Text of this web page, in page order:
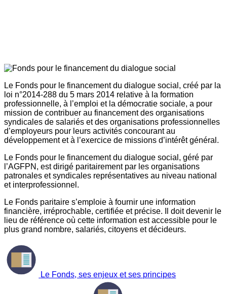
Le Fonds pour le financement du dialogue social, créé par la
loi n°2014-288 du 5 mars 2014 relative à la formation
professionnelle, à l’emploi et la démocratie sociale, a pour
mission de contribuer au financement des organisations
syndicales de salariés et des organisations professionnelles
d’employeurs pour leurs activités concourant au
développement et à l’exercice de missions d’intérêt général.
Le Fonds pour le financement du dialogue social, géré par
l’AGFPN, est dirigé paritairement par les organisations
patronales et syndicales représentatives au niveau national
et interprofessionnel.
Le Fonds paritaire s’emploie à fournir une information
financière, irréprochable, certifiée et précise. Il doit devenir le
lieu de référence où cette information est accessible pour le
plus grand nombre, salariés, citoyens et décideurs.
Le Fonds, ses enjeux et ses principes